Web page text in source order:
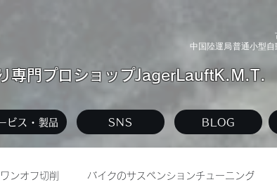
中国陸運局普通小型
専門プロショップJagerLauftK.M.T.
ビス・製品 SNS BLOG
ンオフ切削 バイクのサスペンションチューニング